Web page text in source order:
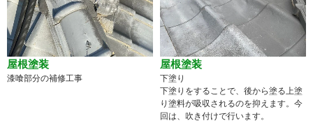
屋根塗装
漆喰部分の補修工事
屋根塗装
下塗り
下塗りをすることで、後から塗る上塗
り塗料が吸収されるのを抑えます。今
回は、吹き付けで行います。